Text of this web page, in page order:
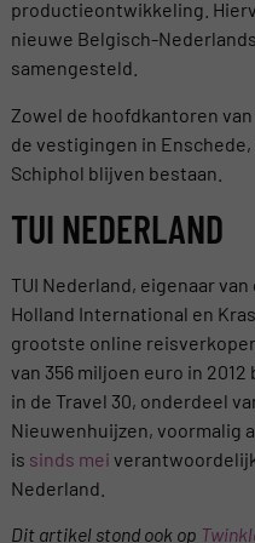
productieontwikkeling.
nieuwe Belgisch-
samengesteld.
Zowel de hoofdkantoren
de vestigingen in
Schiphol blijven bestaan.
TUI NEDERLAND
TUI Nederland, eigenaar
Holland International en
grootste online
van 356 miljoen euro in
in de Travel 30, onderdeel
Nieuwenhuijzen, voormalig
is sinds mei
Nederland.
Dit artikel stond ook op